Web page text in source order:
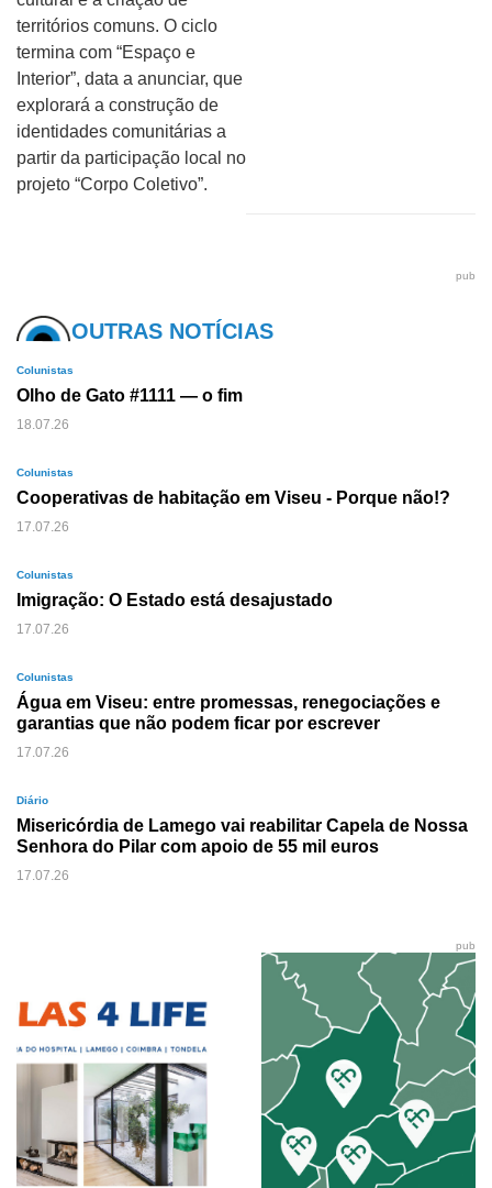
territórios comuns. O ciclo
termina com “Espaço e
Interior”, data a anunciar, que
explorará a construção de
identidades comunitárias a
partir da participação local no
projeto “Corpo Coletivo”.
pub
OUTRAS NOTÍCIAS
Colunistas
Olho de Gato #1111 — o fim
18.07.26
Colunistas
Cooperativas de habitação em Viseu - Porque não!?
17.07.26
Colunistas
Imigração: O Estado está desajustado
17.07.26
Colunistas
Água em Viseu: entre promessas, renegociações e
garantias que não podem ficar por escrever
17.07.26
Diário
Misericórdia de Lamego vai reabilitar Capela de Nossa
Senhora do Pilar com apoio de 55 mil euros
17.07.26
pub